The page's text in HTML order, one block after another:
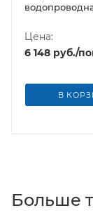
Цена:
6 148 руб./
В
Больше